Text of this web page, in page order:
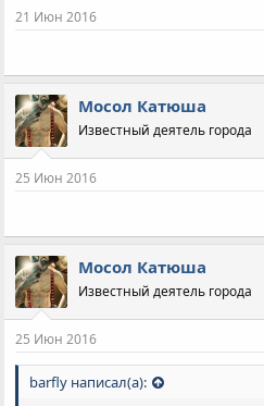
:
21 Июн 2016
Мосол Катюша
Известный деятель города
25 Июн 2016
Мосол Катюша
Известный деятель города
25 Июн 2016
barfly написал(а):